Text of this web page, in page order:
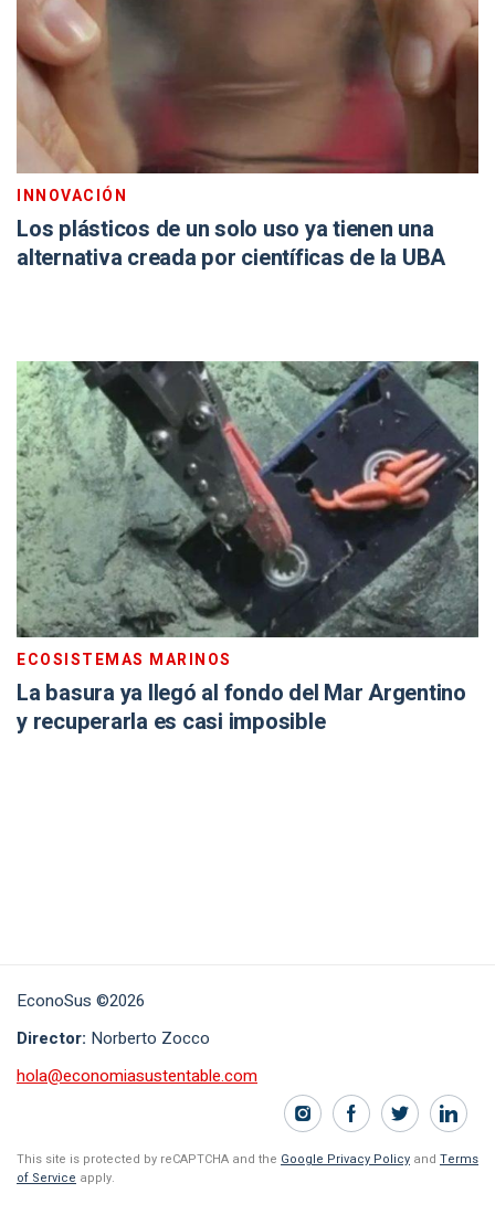
INNOVACIÓN
Los plásticos de un solo uso ya tienen una
alternativa creada por científicas de la UBA
ECOSISTEMAS MARINOS
La basura ya llegó al fondo del Mar Argentino
y recuperarla es casi imposible
EconoSus ©2026
Director: Norberto Zocco
hola@economiasustentable.com
This site is protected by reCAPTCHA and the Google Privacy Policy and Terms
of Service apply.